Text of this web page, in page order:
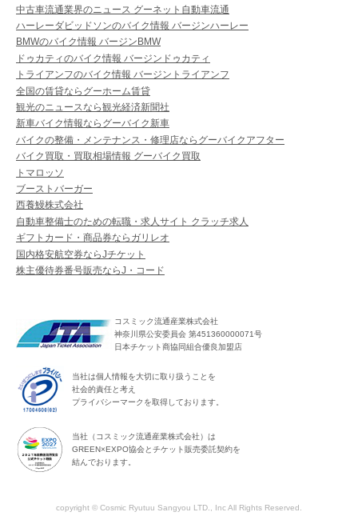
中古車流通業界のニュース グーネット自動車流通
ハーレーダビッドソンのバイク情報 バージンハーレー
BMWのバイク情報 バージンBMW
ドゥカティのバイク情報 バージンドゥカティ
トライアンフのバイク情報 バージントライアンフ
全国の賃貸ならグーホーム賃貸
観光のニュースなら観光経済新聞社
新車バイク情報ならグーバイク新車
バイクの整備・メンテナンス・修理店ならグーバイクアフター
バイク買取・買取相場情報 グーバイク買取
トマロッソ
ブーストバーガー
西養鰻株式会社
自動車整備士のための転職・求人サイト クラッチ求人
ギフトカード・商品券ならガリレオ
国内格安航空券ならJチケット
株主優待券番号販売ならJ・コード
コスミック流通産業株式会社
神奈川県公安委員会 第451360000071号
日本チケット商協同組合優良加盟店
当社は個人情報を大切に取り扱うことを
社会的責任と考え
プライバシーマークを取得しております。
当社（コスミック流通産業株式会社）は
GREEN×EXPO協会とチケット販売委託契約を
結んでおります。
copyright © Cosmic Ryutuu Sangyou LTD., Inc All Rights Reserved.